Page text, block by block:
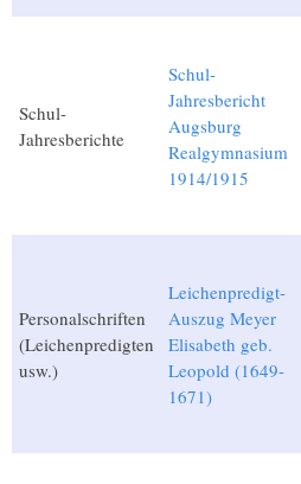
Schul-
Jahresberichte
Schul-
Jahresbericht
Augsburg
Realgymnasium
1914/1915
Personalschriften
(Leichenpredigten
usw.)
Leichenpredigt-
Auszug Meyer
Elisabeth geb.
Leopold (1649-
1671)